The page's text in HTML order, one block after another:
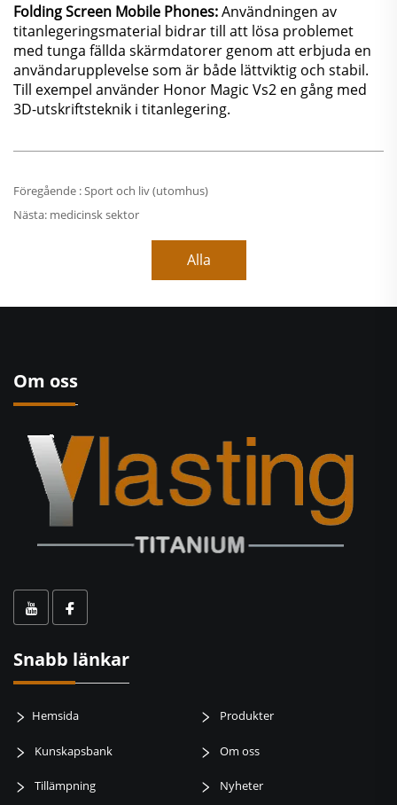
Folding Screen Mobile Phones:Användningen av
titanlegeringsmaterial bidrar till att lösa problemet
med tunga fällda skärmdatorer genom att erbjuda en
användarupplevelse som är både lättviktig och stabil.
Till exempel använder Honor Magic Vs2 en gång med
3D-utskriftsteknik i titanlegering.
Föregående :Sport och liv (utomhus)
Nästa: medicinsk sektor
Alla
Om oss
Snabb länkar
Hemsida Produkter
Kunskapsbank Om oss
Tillämpning Nyheter